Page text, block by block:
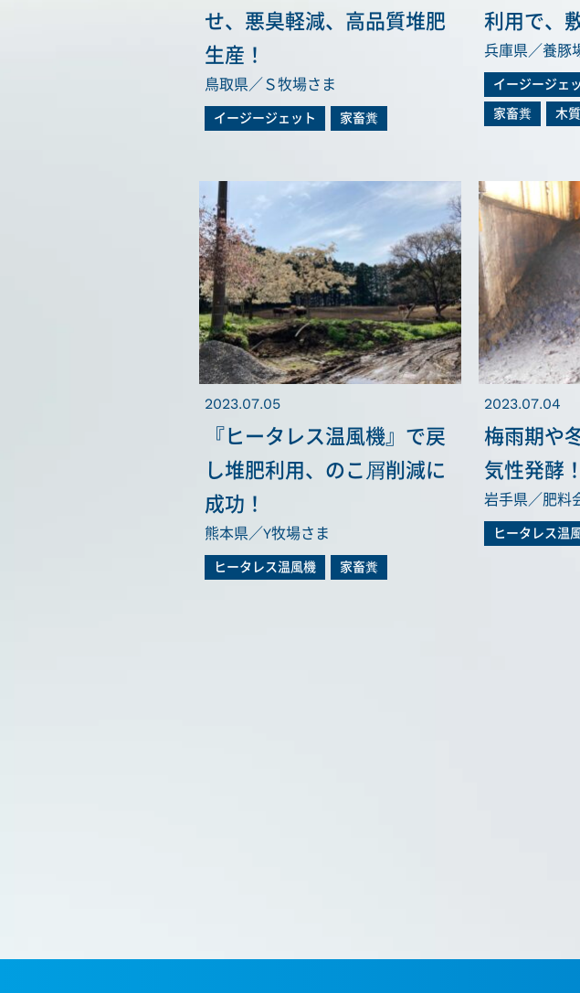
せ、悪臭軽減、高品質堆肥
生産！
鳥取県／Ｓ牧場さま
イージージェット 家畜糞
利用で、
兵庫県／養豚
イージージェ
家畜糞
木
2023.07.05
『ヒータレス温風機』で戻
し堆肥利用、のこ屑削減に
成功！
熊本県／Y牧場さま
ヒータレス温風機 家畜糞
2023.07.04
梅雨期や
気性発酵！
岩手県／肥料
ヒータレス温